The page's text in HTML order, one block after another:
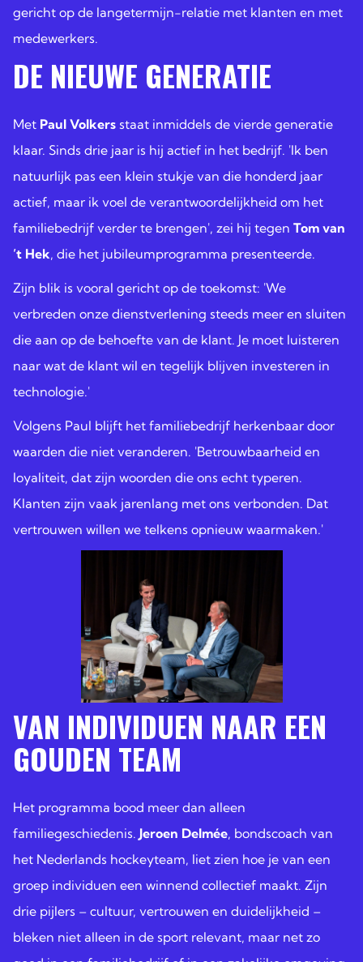
gericht op de langetermijn-relatie met klanten en met
medewerkers.
DE NIEUWE GENERATIE
Met Paul Volkers staat inmiddels de vierde generatie
klaar. Sinds drie jaar is hij actief in het bedrijf. 'Ik ben
natuurlijk pas een klein stukje van die honderd jaar
actief, maar ik voel de verantwoordelijkheid om het
familiebedrijf verder te brengen', zei hij tegen Tom van
’t Hek, die het jubileumprogramma presenteerde.
Zijn blik is vooral gericht op de toekomst: 'We
verbreden onze dienstverlening steeds meer en sluiten
die aan op de behoefte van de klant. Je moet luisteren
naar wat de klant wil en tegelijk blijven investeren in
technologie.'
Volgens Paul blijft het familiebedrijf herkenbaar door
waarden die niet veranderen. 'Betrouwbaarheid en
loyaliteit, dat zijn woorden die ons echt typeren.
Klanten zijn vaak jarenlang met ons verbonden. Dat
vertrouwen willen we telkens opnieuw waarmaken.'
VAN INDIVIDUEN NAAR EEN
GOUDEN TEAM
Het programma bood meer dan alleen
familiegeschiedenis. Jeroen Delmée, bondscoach van
het Nederlands hockeyteam, liet zien hoe je van een
groep individuen een winnend collectief maakt. Zijn
drie pijlers – cultuur, vertrouwen en duidelijkheid –
bleken niet alleen in de sport relevant, maar net zo